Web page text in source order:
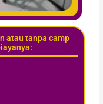
atau tanpa camp